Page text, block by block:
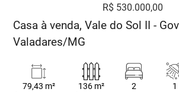
R$ 530.000,00
Casa à venda, Vale do Sol II -
Valadares/MG
79,43 m²
136 m²
2
1